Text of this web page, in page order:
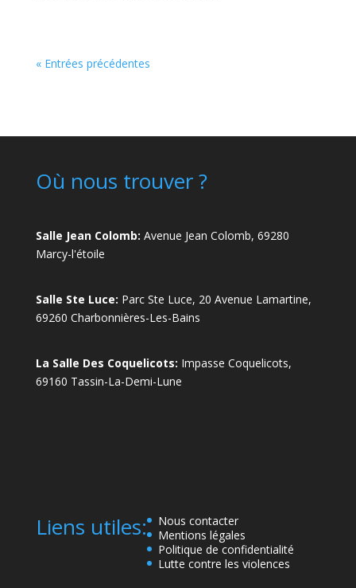
« Entrées précédentes
Où nous trouver ?
Salle Jean Colomb: Avenue Jean Colomb, 69280
Marcy-l'étoile
Salle Ste Luce: Parc Ste Luce, 20 Avenue Lamartine,
69260 Charbonnières-Les-Bains
La Salle Des Coquelicots: Impasse Coquelicots,
69160 Tassin-La-Demi-Lune
Liens utiles:
Nous contacter
Mentions légales
Politique de confidentialité
Lutte contre les violences